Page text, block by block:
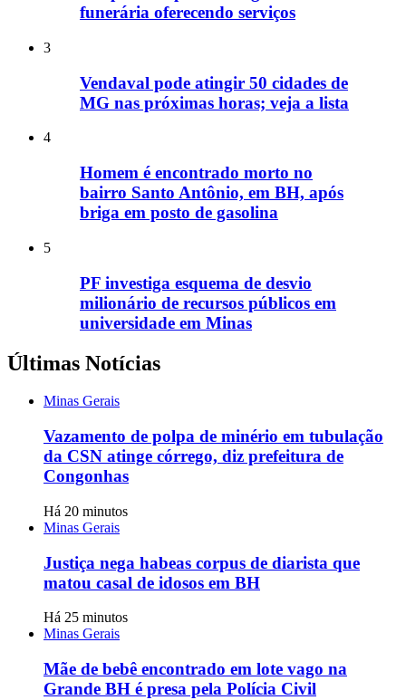
funerária oferecendo serviços
3
Vendaval pode atingir 50 cidades de
MG nas próximas horas; veja a lista
4
Homem é encontrado morto no
bairro Santo Antônio, em BH, após
briga em posto de gasolina
5
PF investiga esquema de desvio
milionário de recursos públicos em
universidade em Minas
Últimas Notícias
Minas Gerais
Vazamento de polpa de minério em tubulação
da CSN atinge córrego, diz prefeitura de
Congonhas
Há 20 minutos
Minas Gerais
Justiça nega habeas corpus de diarista que
matou casal de idosos em BH
Há 25 minutos
Minas Gerais
Mãe de bebê encontrado em lote vago na
Grande BH é presa pela Polícia Civil